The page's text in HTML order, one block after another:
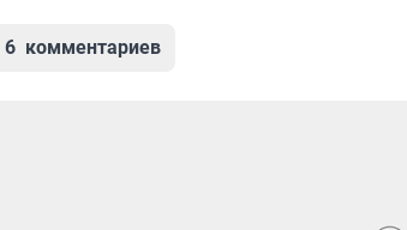
6 комментариев